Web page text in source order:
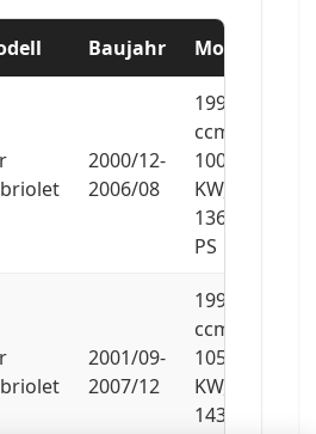
Baujahr Motor
2000/12-
2006/08
1995
ccm,
100
KW,
136
PS
2001/09-
2007/12
1995
ccm,
105
KW,
143